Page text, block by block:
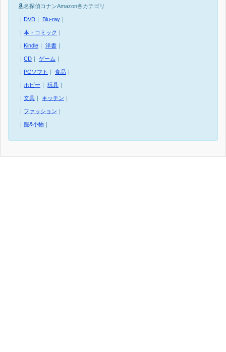
名探偵コナンAmazon各カテゴリ
｜ DVD ｜ Blu-ray ｜
｜ 本・コミック ｜
｜ Kindle ｜ 洋書 ｜
｜ CD ｜ ゲーム ｜
｜ PCソフト ｜ 食品 ｜
｜ ホビー ｜ 玩具 ｜
｜ 文具 ｜ キッチン ｜
｜ ファッション ｜
｜ 服&小物 ｜